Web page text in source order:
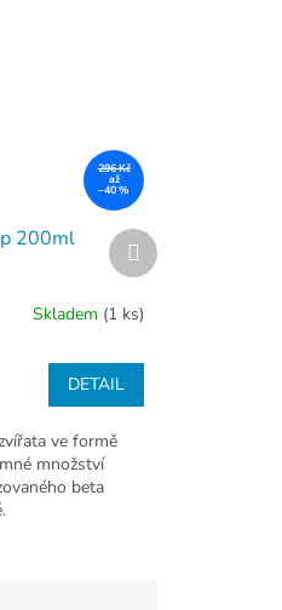
296 Kč
až
–40 %
200ml
Skladem (1 ks)
DETAIL
ve formě
množství
beta
Další
produkt